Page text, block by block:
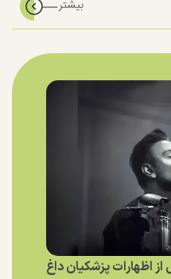
اظهارات پزشکیان داغ